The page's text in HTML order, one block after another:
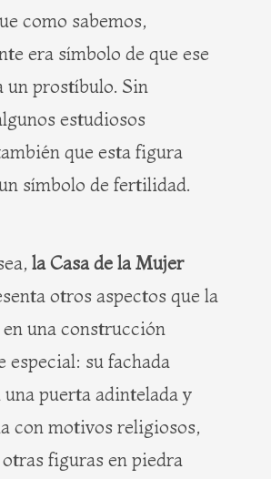
como sabemos,
era símbolo de que ese
un prostíbulo. Sin
estudiosos
que esta figura
símbolo de fertilidad.
la Casa de la Mujer
otros aspectos que la
una construcción
especial: su fachada
puerta adintelada y
con motivos religiosos,
otras figuras en piedra